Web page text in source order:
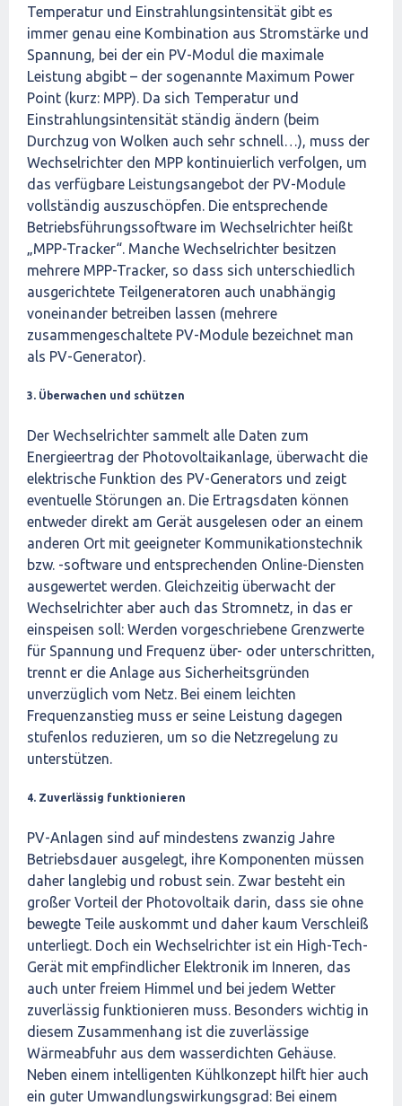
Temperatur und Einstrahlungsintensität gibt es
immer genau eine Kombination aus Stromstärke und
Spannung, bei der ein PV-Modul die maximale
Leistung abgibt – der sogenannte Maximum Power
Point (kurz: MPP). Da sich Temperatur und
Einstrahlungsintensität ständig ändern (beim
Durchzug von Wolken auch sehr schnell…), muss der
Wechselrichter den MPP kontinuierlich verfolgen, um
das verfügbare Leistungsangebot der PV-Module
vollständig auszuschöpfen. Die entsprechende
Betriebsführungssoftware im Wechselrichter heißt
„MPP-Tracker“. Manche Wechselrichter besitzen
mehrere MPP-Tracker, so dass sich unterschiedlich
ausgerichtete Teilgeneratoren auch unabhängig
voneinander betreiben lassen (mehrere
zusammengeschaltete PV-Module bezeichnet man
als PV-Generator).
3. Überwachen und schützen
Der Wechselrichter sammelt alle Daten zum
Energieertrag der Photovoltaikanlage, überwacht die
elektrische Funktion des PV-Generators und zeigt
eventuelle Störungen an. Die Ertragsdaten können
entweder direkt am Gerät ausgelesen oder an einem
anderen Ort mit geeigneter Kommunikationstechnik
bzw. -software und entsprechenden Online-Diensten
ausgewertet werden. Gleichzeitig überwacht der
Wechselrichter aber auch das Stromnetz, in das er
einspeisen soll: Werden vorgeschriebene Grenzwerte
für Spannung und Frequenz über- oder unterschritten,
trennt er die Anlage aus Sicherheitsgründen
unverzüglich vom Netz. Bei einem leichten
Frequenzanstieg muss er seine Leistung dagegen
stufenlos reduzieren, um so die Netzregelung zu
unterstützen.
4. Zuverlässig funktionieren
PV-Anlagen sind auf mindestens zwanzig Jahre
Betriebsdauer ausgelegt, ihre Komponenten müssen
daher langlebig und robust sein. Zwar besteht ein
großer Vorteil der Photovoltaik darin, dass sie ohne
bewegte Teile auskommt und daher kaum Verschleiß
unterliegt. Doch ein Wechselrichter ist ein High-Tech-
Gerät mit empfindlicher Elektronik im Inneren, das
auch unter freiem Himmel und bei jedem Wetter
zuverlässig funktionieren muss. Besonders wichtig in
diesem Zusammenhang ist die zuverlässige
Wärmeabfuhr aus dem wasserdichten Gehäuse.
Neben einem intelligenten Kühlkonzept hilft hier auch
ein guter Umwandlungswirkungsgrad: Bei einem